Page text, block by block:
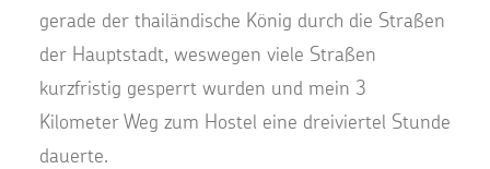
gerade der thailändische König durch die Straßen
der Hauptstadt, weswegen viele Straßen
kurzfristig gesperrt wurden und mein 3
Kilometer Weg zum Hostel eine dreiviertel Stunde
dauerte.